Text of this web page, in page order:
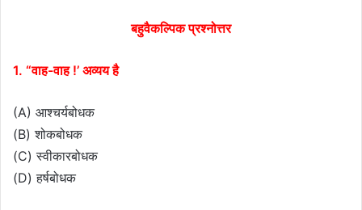
बहुवैकल्पिक प्रश्नोत्तर
1. “वाह-वाह !’ अव्यय है
(A) आश्चर्यबोधक
(B) शोकबोधक
(C) स्वीकारबोधक
(D) हर्षबोधक